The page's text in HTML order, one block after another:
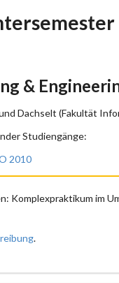
&
Dachselt (Fakultät
Studiengänge:
2010
Komplexpraktikum im
.